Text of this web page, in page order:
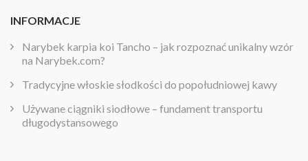
INFORMACJE
Narybek karpia koi Tancho – jak rozpoznać unikalny wzór
na Narybek.com?
Tradycyjne włoskie słodkości do popołudniowej kawy
Używane ciągniki siodłowe – fundament transportu
długodystansowego